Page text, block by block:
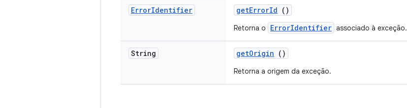
ErrorIdentifier getErrorId ()
Retorna o ErrorIdentifier associado à exceção.
String getOrigin ()
Retorna a origem da exceção.